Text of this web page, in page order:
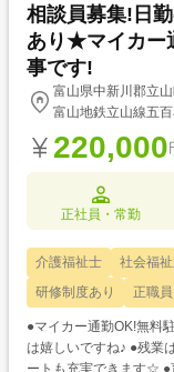
相談員募集!日
あり★マイカー
事です!
富山県中新川郡立
富山地鉄立山線五
220,000
正社員・常勤
介護福祉士 社会福
研修制度あり
正職員
●マイカー通勤OK!無料
は嬉しいですね♪ ●残業はありません!終業後の予定も立てやすくプライベ